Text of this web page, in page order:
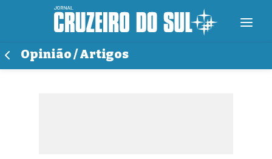
Opinião / Artigos